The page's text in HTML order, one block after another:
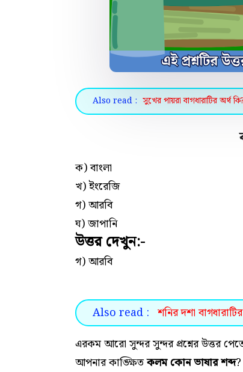
Also read : সুখের পায়রা বাগধারাটির অর্থ
ক) বাংলা
খ) ইংরেজি
গ) আরবি
ঘ) জাপানি
উত্তর দেখুন:-
গ) আরবি
Also read : শনির দশা
এরকম আরো সুন্দর সুন্দর প্রশ্নের উত্তর
আপনার কাঙ্ক্ষিতকলম কোন ভাষার শব্দ